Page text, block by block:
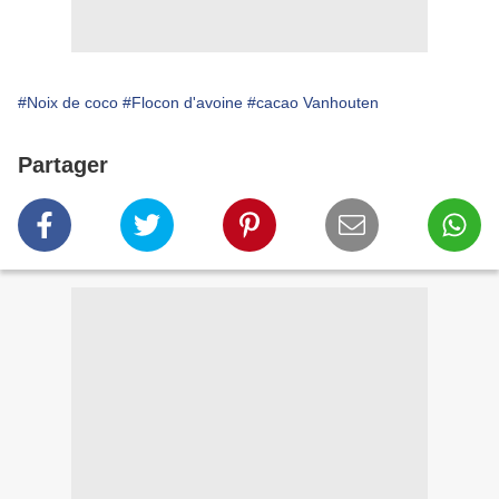
#Noix de coco #Flocon d'avoine #cacao Vanhouten
Partager